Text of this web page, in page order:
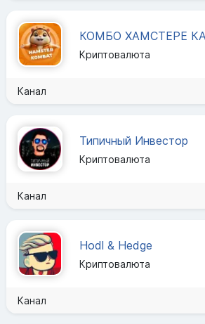
Криптовалюта
Канал
Типичный Инвестор
Криптовалюта
Канал
Hodl & Hedge
Криптовалюта
Канал